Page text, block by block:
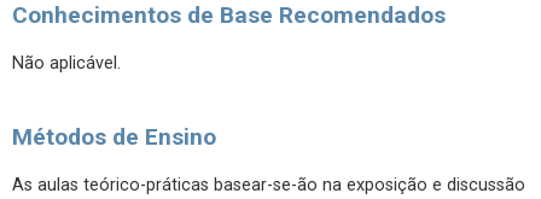
Conhecimentos de Base Recomendados
Não aplicável.
Métodos de Ensino
As aulas teórico-práticas basear-se-ão na exposição e discussão